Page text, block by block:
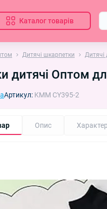
Каталог товарів
Дитячі шкарпетки Дитячі
дитячі Оптом
Артикул: KMM CY395-2
Опис